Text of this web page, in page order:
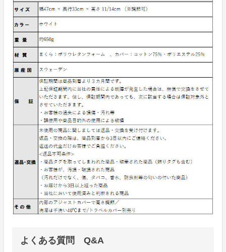
よくある質問 Q&A